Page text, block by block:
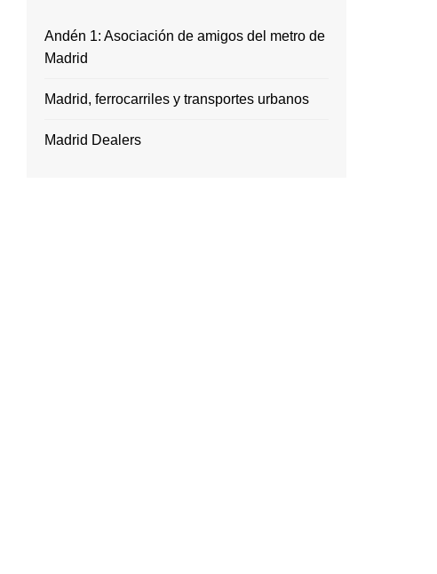
Andén 1: Asociación de amigos del metro de
Madrid
Madrid, ferrocarriles y transportes urbanos
Madrid Dealers